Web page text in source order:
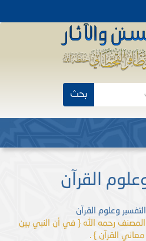
بحث
القرآن
التفسير وعلوم القرآن
رحمه الله { في أن النبي بين
معاني القرآن } .